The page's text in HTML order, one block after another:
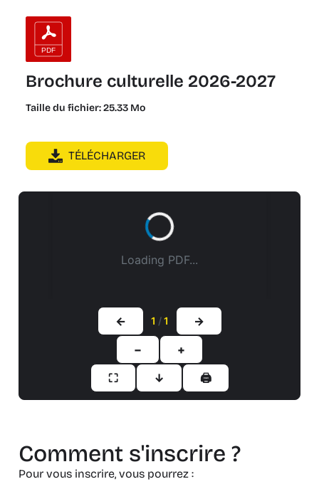
Brochure culturelle 2026-2027
Taille du fichier: 25.33 Mo
TÉLÉCHARGER
Loading PDF...
− +
← 1 / 1 →
⛶ ↓ 🖨
Comment s'inscrire ?
Pour vous inscrire, vous pourrez :